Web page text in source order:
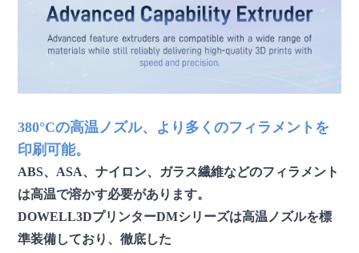
380°Cの高温ノズル、より多くのフィラメントを
印刷可能。
ABS、ASA、ナイロン、ガラス繊維などのフィラメント
は高温で溶かす必要があります。
DOWELL3DプリンターDMシリーズは高温ノズルを標
準装備しており、徹底した